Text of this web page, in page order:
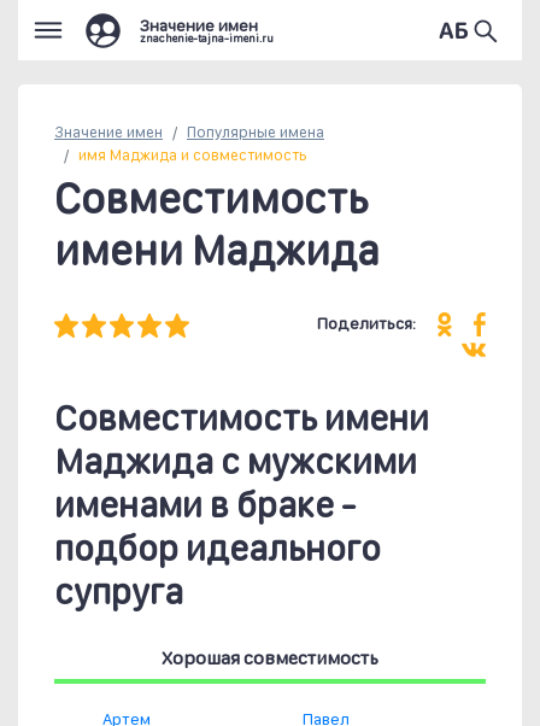
Значение имен
znachenie-tajna-imeni.ru
Значение имен Популярные имена
имя Маджида и совместимость
Совместимость
имени Маджида
Поделиться:
Совместимость имени
Маджида c мужскими
именами в браке -
подбор идеального
супруга
Хорошая совместимость
Артем
Павел